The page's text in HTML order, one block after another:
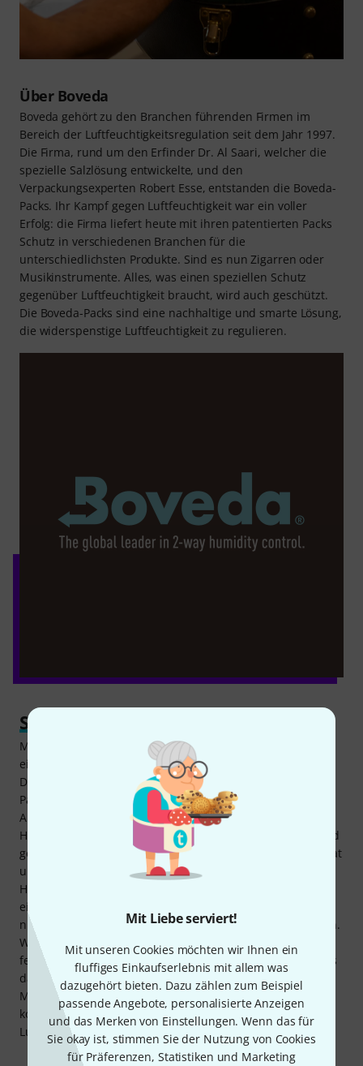
Mit Liebe serviert!
Mit unseren Cookies möchten wir Ihnen ein
fluffiges Einkaufserlebnis mit allem was
dazugehört bieten. Dazu zählen zum Beispiel
passende Angebote, personalisierte Anzeigen
und das Merken von Einstellungen. Wenn das für
Sie okay ist, stimmen Sie der Nutzung von Cookies
für Präferenzen, Statistiken und Marketing
Über Boveda
Boveda gehört zu den Branchen führenden Firmen im
Bereich der Luftfeuchtigkeitsregulation seit dem Jahr 1997.
Die Firma, rund um den Erfinder Dr. Al Saari, welcher die
spezielle Salzlösung entwickelte, und den
Verpackungsexperten Robert Esse, entstanden die Boveda-
Packs. Ihr Kampf gegen Luftfeuchtigkeit war ein voller
Erfolg: die Firma liefert heute mit ihren patentierten Packs
Schutz in verschiedenen Branchen für die
unterschiedlichsten Produkte. Sind es nun Zigarren oder
Musikinstrumente. Alles, was einen speziellen Schutz
gegenüber Luftfeuchtigkeit braucht, wird auch geschützt.
Die Boveda-Packs sind eine nachhaltige und smarte Lösung,
die widerspenstige Luftfeuchtigkeit zu regulieren.
Smarte Lösung
Mit dem Boveda Starter Kit High Absorbency S findet sich
eine sehr smarte Lösung, um sein Instrument zu schützen.
Das Prinzip ist nachhaltig auf ganzer Linie, der Inhalt der
Packs ist Wasser und Speise-Salz in einer spezifischen
Aufteilung, keine brachiale Chemie oder anderer
Hokuspokus. Hiermit werden Instrumente langlebig gesund
gehalten, damit man auch dauerhaft Freude am Spielen hat
und sich die ein oder andere Reparatur sparen kann. Das
High-Absorbency-Kit richtet sich an Regionen und Orte mit
einer Luftfeuchtigkeit, welche höher als 60% ist. Bei
niedrigeren Werten sollte man das „Standard“ Pack wählen.
Was sehr wichtig ist, die Packs nicht zeitgleich mit anderen
feuchtigkeitsregulierenden Produkten zu verwenden, da es
dann zu Störungen im regulativen Prozess kommen kann.
Mit den Produkten von Boveda findet man eine simple und
kostengünstige Lösung, um seine Instrumente vor
Luftfeuchtigkeit zu schützen.